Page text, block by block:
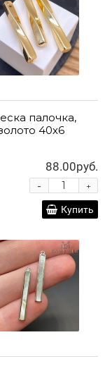
палочка,
40х6
88.00руб.
+
-
Купить